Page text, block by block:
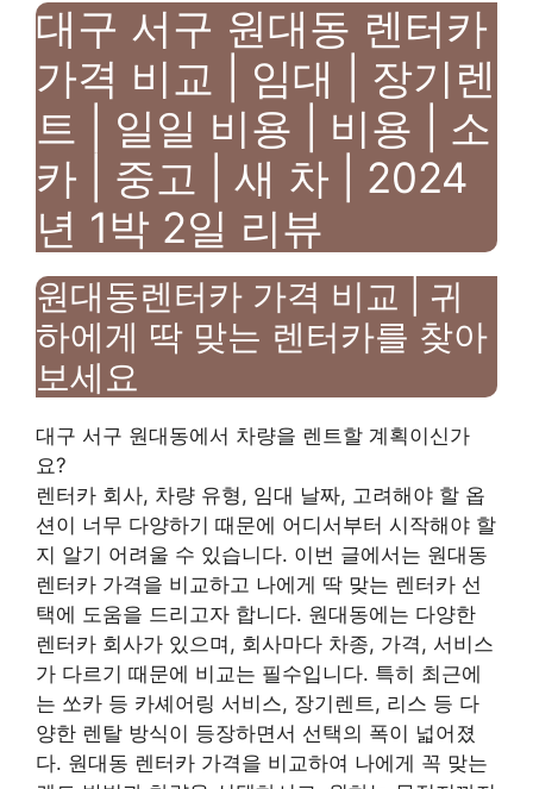
대구 서구 원대동 렌터카
가격 비교 | 임대 | 장기렌
트 | 일일 비용 | 비용 | 소
카 | 중고 | 새 차 | 2024
년 1박 2일 리뷰
원대동렌터카 가격 비교 | 귀
하에게 딱 맞는 렌터카를 찾아
보세요
대구 서구 원대동에서 차량을 렌트할 계획이신가
요?
렌터카 회사, 차량 유형, 임대 날짜, 고려해야 할 옵
션이 너무 다양하기 때문에 어디서부터 시작해야 할
지 알기 어려울 수 있습니다. 이번 글에서는 원대동
렌터카 가격을 비교하고 나에게 딱 맞는 렌터카 선
택에 도움을 드리고자 합니다. 원대동에는 다양한
렌터카 회사가 있으며, 회사마다 차종, 가격, 서비스
가 다르기 때문에 비교는 필수입니다. 특히 최근에
는 쏘카 등 카셰어링 서비스, 장기렌트, 리스 등 다
양한 렌탈 방식이 등장하면서 선택의 폭이 넓어졌
다. 원대동 렌터카 가격을 비교하여 나에게 꼭 맞는